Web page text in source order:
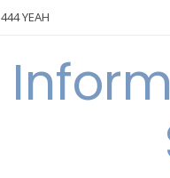
YEAH